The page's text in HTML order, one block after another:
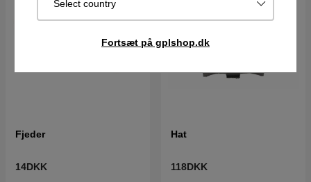
Select country
Fortsæt på gplshop.dk
Fjeder
14DKK
Hat
118DKK